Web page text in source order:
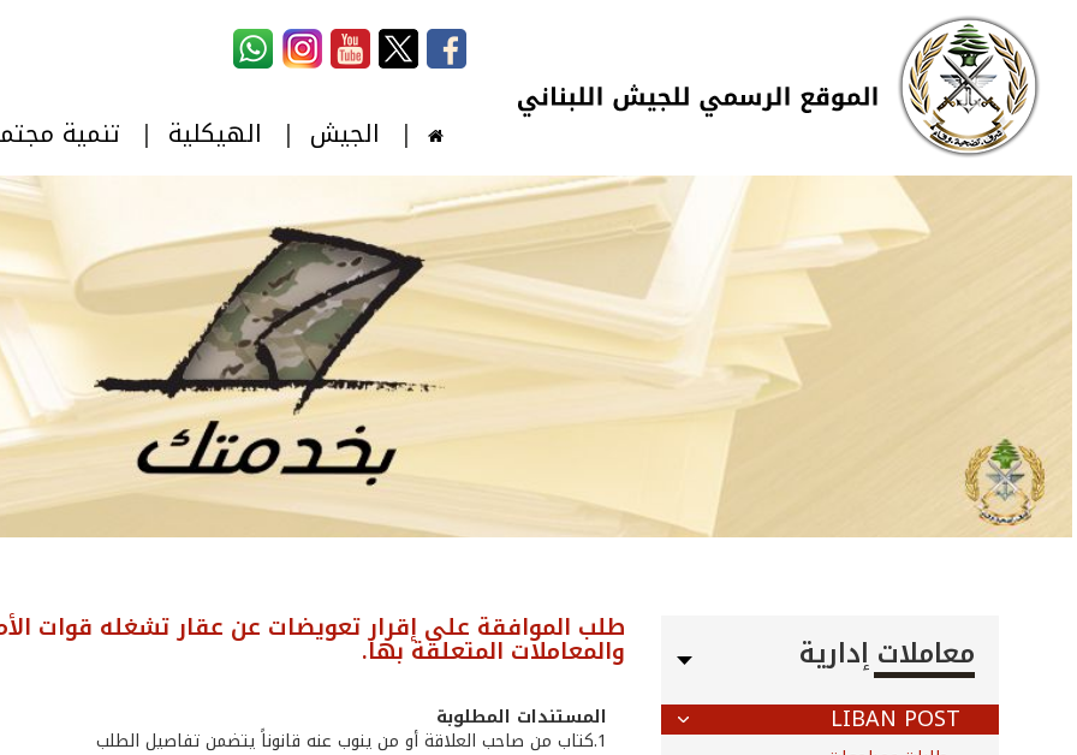
تجاوز إلى المحتوى الرئيسي
Skip to navigation
الجيش الهيكلية تنمية
معاملات إدارية
LIBAN POST
طلب الموافقة على إقرار تعويضات عن عقار تشغله قوات
والمعاملات المتعلقة بها.
المستندات المطلوبة
1.كتاب من صاحب العلاقة أو من ينوب عنه قانوناً يتضمن تفاصيل الطلب